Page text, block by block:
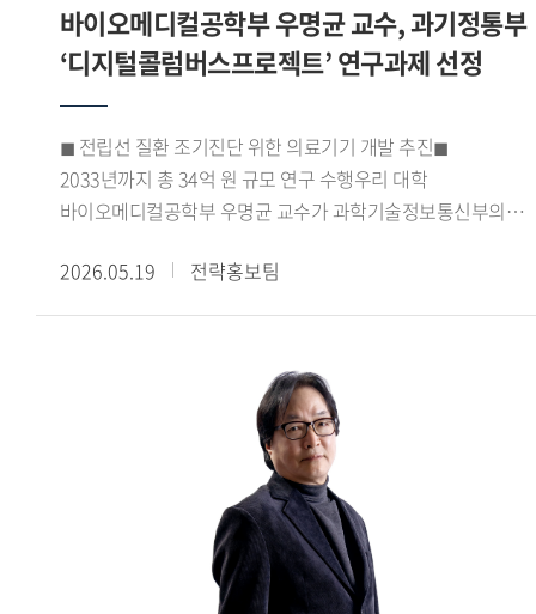
바이오메디컬공학부 우명균 교수, 과기정통부
‘디지털콜럼버스프로젝트’ 연구과제 선정
◼ 전립선 질환 조기진단 위한 의료기기 개발 추진◼
2033년까지 총 34억 원 규모 연구 수행우리 대학
바이오메디컬공학부 우명균 교수가 과학기술정보통신부의
디지털콜럼버스프로젝트 과제 연구책임자로 선정되었다.
34억 원 규모이다.선정된 연구과제는 전립선 질환의
조기진단을 목표로 하는 의료기기 개발 연구로, 남성의
건강수명 연장과 삶의 질 향상에 기여하는 것을 목표로 한다.
연구팀은 실제 임상 및 의료 현장에서 활용 가능한 의료기기
개발과 상용화를 추진할 계획이다.우 교수는 의료용 RF
하드웨어 분야에서 높은 전문성과 독창성을 갖춘 연구자로,
의료영상의 해상도와 정밀도를 향상시키는 핵심 기술 개발에
기여하고 있다. 특히 융합 연구 역량을 기반으로 MRI 하드웨어
2026.05.19 전략홍보팀